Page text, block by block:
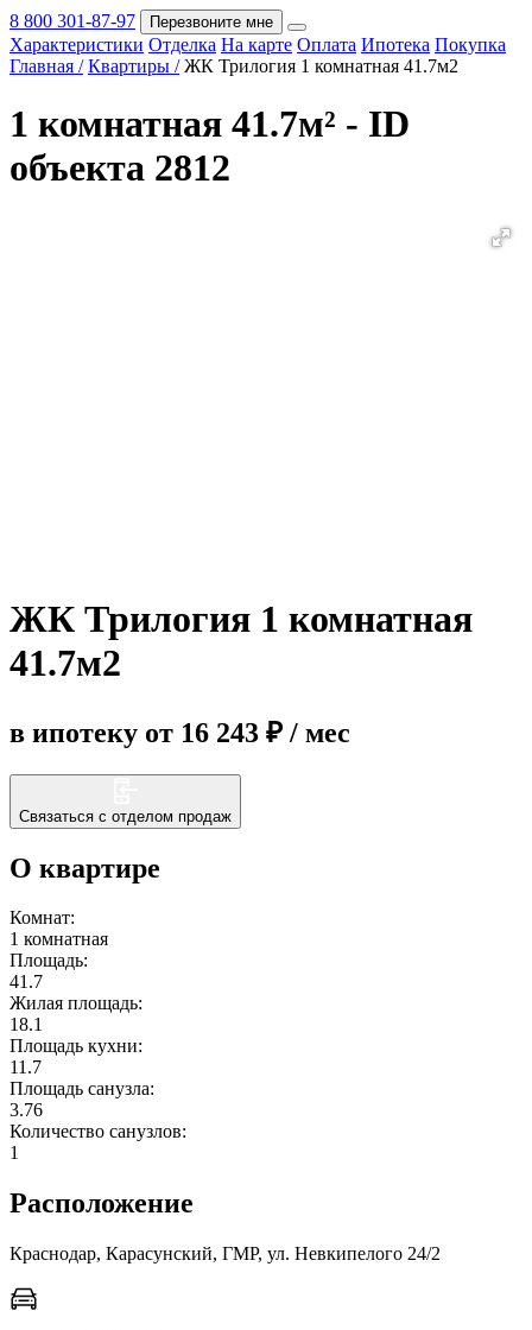
Покупка
мы в соцсетях
8 800 301-87-97 Перезвоните мне
Характеристики Отделка На карте Оплата Ипотека Покупка
Главная / Квартиры / ЖК Трилогия 1 комнатная 41.7м2
1 комнатная 41.7м² - ID
объекта 2812
ЖК Трилогия 1 комнатная
41.7м2
в ипотеку от 16 243 ₽ / мес
Связаться с отделом продаж
О квартире
Комнат:
1 комнатная
Площадь:
41.7
Жилая площадь:
18.1
Площадь кухни:
11.7
Площадь санузла:
3.76
Количество санузлов:
1
Расположение
Краснодар, Карасунский, ГМР, ул. Невкипелого 24/2